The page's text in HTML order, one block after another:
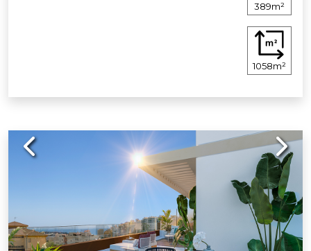
389m²
1058m²
Previous Next